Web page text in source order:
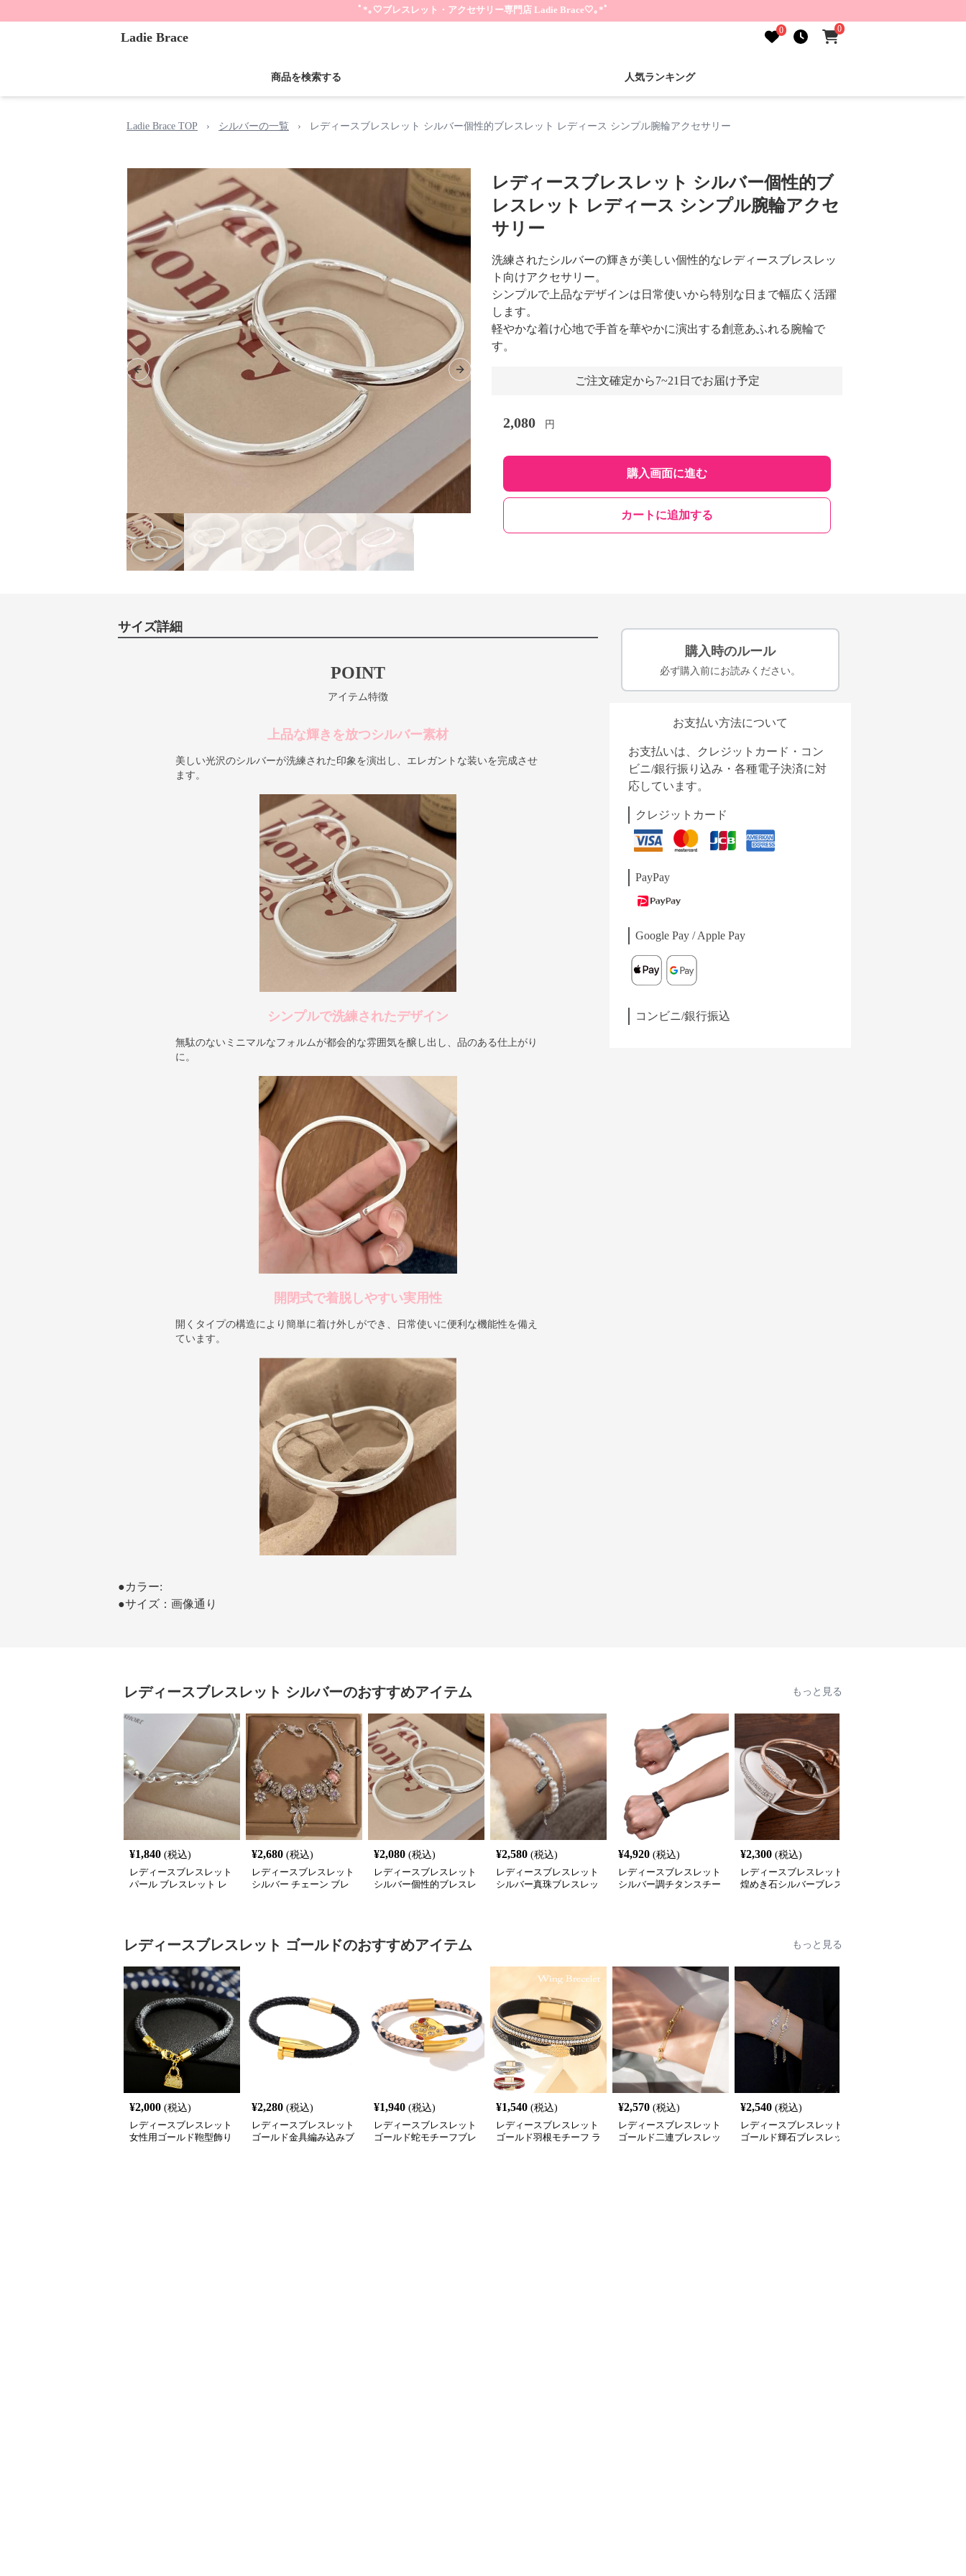
ﾟ*｡🤍ブレスレット・アクセサリー専門店 Ladie Brace🤍｡*ﾟ
Ladie Brace 0 0
商品を検索する 人気ランキング
Ladie Brace TOP › シルバーの一覧 › レディースブレスレット シルバー個性的ブレスレット レディース シンプル腕輪アクセサリー
Previous slide Next slide
レディースブレスレット シルバー個性的ブ
レスレット レディース シンプル腕輪アクセ
サリー
洗練されたシルバーの輝きが美しい個性的なレディースブレスレッ
ト向けアクセサリー。
シンプルで上品なデザインは日常使いから特別な日まで幅広く活躍
します。
軽やかな着け心地で手首を華やかに演出する創意あふれる腕輪で
す。
ご注文確定から7~21日でお届け予定
2,080 円
購入画面に進む
カートに追加する
サイズ詳細
POINT
アイテム特徴
上品な輝きを放つシルバー素材
美しい光沢のシルバーが洗練された印象を演出し、エレガントな装いを完成させ
ます。
シンプルで洗練されたデザイン
無駄のないミニマルなフォルムが都会的な雰囲気を醸し出し、品のある仕上がり
に。
開閉式で着脱しやすい実用性
開くタイプの構造により簡単に着け外しができ、日常使いに便利な機能性を備え
ています。
●カラー:
●サイズ：画像通り
購入時のルール
必ず購入前にお読みください。
お支払い方法について
お支払いは、クレジットカード・コン
ビニ/銀行振り込み・各種電子決済に対
応しています。
クレジットカード
PayPay
Google Pay / Apple Pay
コンビニ/銀行振込
レディースブレスレット シルバーのおすすめアイテム もっと見る
¥1,840 (税込)
レディースブレスレット
パール ブレスレット レ
¥2,680 (税込)
レディースブレスレット
シルバー チェーン ブレ
¥2,080 (税込)
レディースブレスレット
シルバー個性的ブレスレ
¥2,580 (税込)
レディースブレスレット
シルバー真珠ブレスレッ
¥4,920 (税込)
レディースブレスレット
シルバー調チタンスチー
¥2,300 (税込)
レディースブレスレット
煌めき石シルバーブレス
レディースブレスレット ゴールドのおすすめアイテム もっと見る
¥2,000 (税込)
レディースブレスレット
女性用ゴールド鞄型飾り
¥2,280 (税込)
レディースブレスレット
ゴールド金具編み込みブ
¥1,940 (税込)
レディースブレスレット
ゴールド蛇モチーフブレ
¥1,540 (税込)
レディースブレスレット
ゴールド羽根モチーフ ラ
¥2,570 (税込)
レディースブレスレット
ゴールド二連ブレスレッ
¥2,540 (税込)
レディースブレスレット
ゴールド輝石ブレスレッ